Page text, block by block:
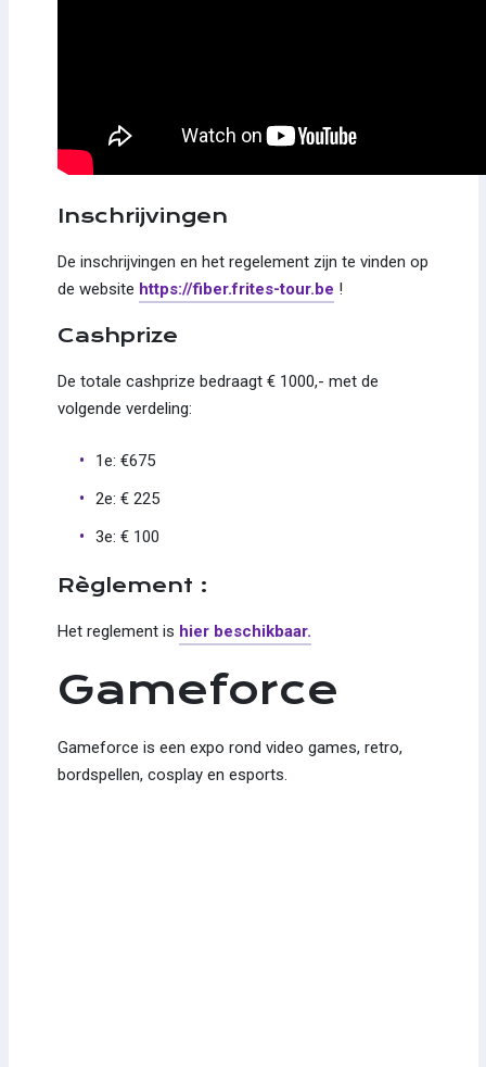
Inschrijvingen
De inschrijvingen en het regelement zijn te vinden op
de website https://fiber.frites-tour.be !
Cashprize
De totale cashprize bedraagt ​​€ 1000,- met de
volgende verdeling:
1e: €675
2e: € 225
3e: € 100
Règlement :
Het reglement is hier beschikbaar.
Gameforce
Gameforce is een expo rond video games, retro,
bordspellen, cosplay en esports.